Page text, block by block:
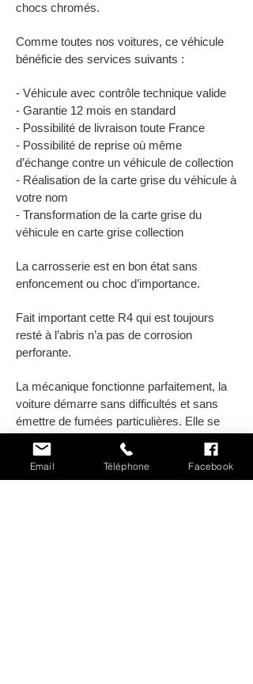
chocs chromés.
Comme toutes nos voitures, ce véhicule
bénéficie des services suivants :
- Véhicule avec contrôle technique valide
- Garantie 12 mois en standard
- Possibilité de livraison toute France
- Possibilité de reprise où même
d’échange contre un véhicule de collection
- Réalisation de la carte grise du véhicule à
votre nom
- Transformation de la carte grise du
véhicule en carte grise collection
La carrosserie est en bon état sans
enfoncement ou choc d’importance.
Fait important cette R4 qui est toujours
resté à l’abris n’a pas de corrosion
perforante.
La mécanique fonctionne parfaitement, la
voiture démarre sans difficultés et sans
émettre de fumées particulières. Elle se
Les vitesses passent normalement du
Email Téléphone Facebook